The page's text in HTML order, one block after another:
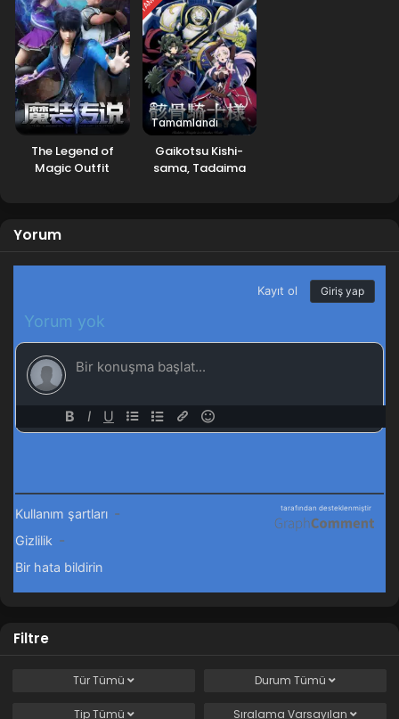
The Legend of
Magic Outfit
Tamamlandı
Gaikotsu Kishi-
sama, Tadaima
Yorum
Filtre
TürTümü Durum Tümü
TipTümü Sıralama Varsayılan